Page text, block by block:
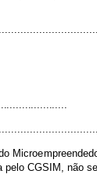
Microempreended
pelo CGSIM, não